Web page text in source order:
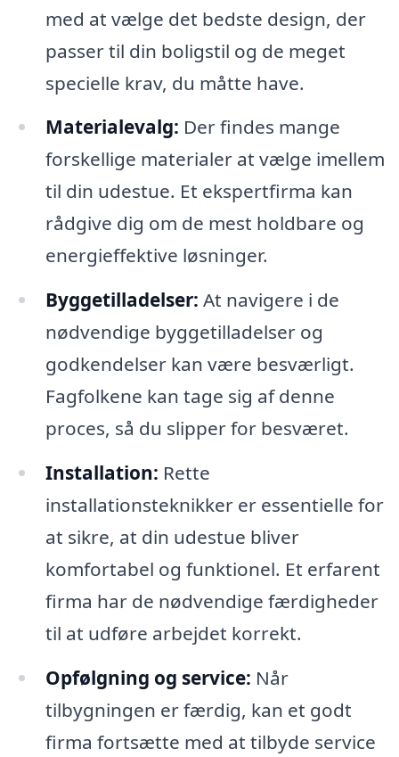
med at vælge det bedste design, der
passer til din boligstil og de meget
specielle krav, du måtte have.
Materialevalg: Der findes mange
forskellige materialer at vælge imellem
til din udestue. Et ekspertfirma kan
rådgive dig om de mest holdbare og
energieffektive løsninger.
Byggetilladelser: At navigere i de
nødvendige byggetilladelser og
godkendelser kan være besværligt.
Fagfolkene kan tage sig af denne
proces, så du slipper for besværet.
Installation: Rette
installationsteknikker er essentielle for
at sikre, at din udestue bliver
komfortabel og funktionel. Et erfarent
firma har de nødvendige færdigheder
til at udføre arbejdet korrekt.
Opfølgning og service: Når
tilbygningen er færdig, kan et godt
firma fortsætte med at tilbyde service